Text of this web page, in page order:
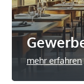
mehr erfahren